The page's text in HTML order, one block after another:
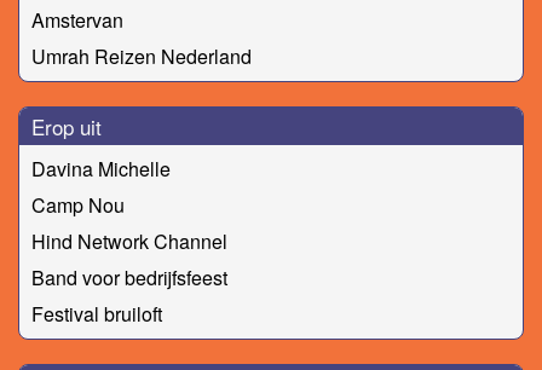
Amstervan
Umrah Reizen Nederland
Erop uit
Davina Michelle
Camp Nou
Hind Network Channel
Band voor bedrijfsfeest
Festival bruiloft